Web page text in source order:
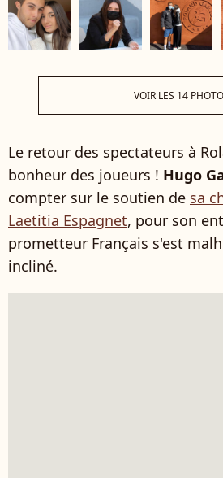
VOIR LES 14
Le retour des spectateurs à
bonheur des joueurs ! Hugo
compter sur le soutien de sa
Laetitia Espagnet, pour son
prometteur Français s'est
incliné.